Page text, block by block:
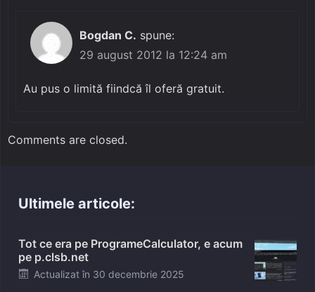
Bogdan C. spune:
29 august 2012 la 12:24 am
Au pus o limită fiindcă îl oferă gratuit.
Comments are closed.
Ultimele articole:
Tot ce era pe ProgrameCalculator, e acum
pe p.clsb.net
Posted
Actualizat în 30 decembrie 2025